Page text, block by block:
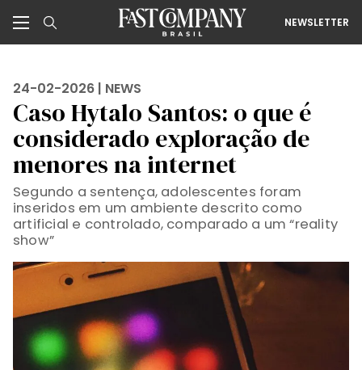
NEWSLETTER
24-02-2026 | NEWS
Caso Hytalo Santos: o que é
considerado exploração de
menores na internet
Segundo a sentença, adolescentes foram
inseridos em um ambiente descrito como
artificial e controlado, comparado a um “reality
show”